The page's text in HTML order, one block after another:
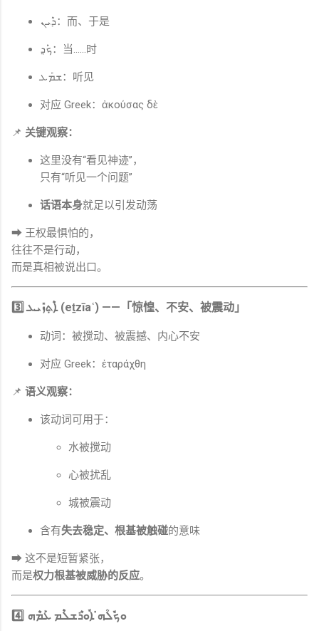
ܕ݁ܶܝܢ：而、于是
ܟ݁ܰܕ݂：当……时
ܫܡܰܥ：听见
对应 Greek：ἀκούσας δὲ
📌 关键观察：
这里没有“看见神迹”，
只有“听见一个问题”
话语本身就足以引发动荡
➡ 王权最惧怕的，
往往不是行动，
而是真相被说出口。
3️⃣ ܐܶܬ݂ܙܺܝܥ (eṯzīaʿ) ——「惊惶、不安、被震动」
动词：被搅动、被震撼、内心不安
对应 Greek：ἐταράχθη
📌 语义观察：
该动词可用于：
水被搅动
心被扰乱
城被震动
含有失去稳定、根基被触碰的意味
➡ 这不是短暂紧张，
而是权力根基被威胁的反应。
4️⃣ ܘܟ݁ܽܠܳܗ̇ ܐܽܘܪܶܫܠܶܡ ܥܰܡ݁ܶܗ